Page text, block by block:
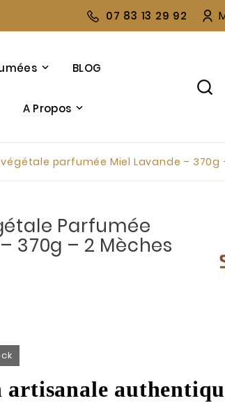
07 83 13 29 92
BLOG
A Propos
végétale parfumée Miel Lavande – 370g
Parfumée
370g – 2 Mèches
artisanale